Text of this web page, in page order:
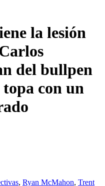
la lesión
del bullpen
topa con un
, Ryan McMahon, Trent